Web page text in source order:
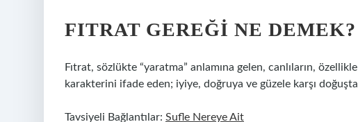
FITRAT GEREĞI NE DEMEK?
Fıtrat, sözlükte “yaratma” anlamına gelen, canlıların,
karakterini ifade eden; iyiye, doğruya ve güzele karşı
Tavsiyeli Bağlantılar: Sufle Nereye Ait